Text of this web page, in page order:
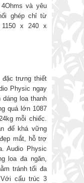
và yêu
ghép chỉ từ
x 240 x
trưng thiết
Physic ngay
loa thanh
quá lớn 1087
mỗi chiếc.
đế khá vững
mắt, hỗ trợ
Audio Physic
loa đa ngăn,
tránh tối đa
cấu trúc 3